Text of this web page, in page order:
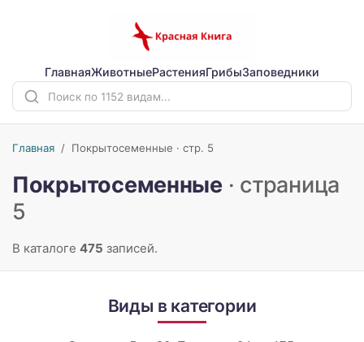
ГлавнаяЖивотныеРастенияГрибыЗаповедники
Главная / Покрытосеменные · стр. 5
Покрытосеменные · страница
5
В каталоге 475 записей.
Виды в категории